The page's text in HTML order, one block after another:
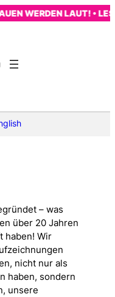
WERDEN LAUT! •
– was
über 20 Jahren
haben! Wir
nicht nur als
haben, sondern
unsere